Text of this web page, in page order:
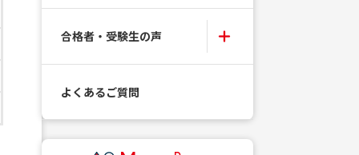
合格者・受験生の声
よくあるご質問